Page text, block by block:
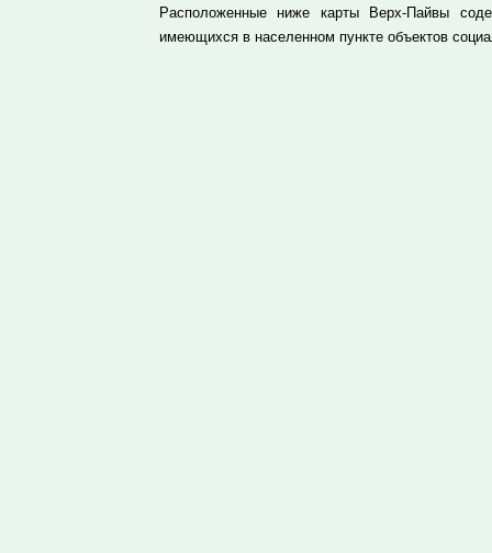
Расположенные ниже карты Верх-Пайвы
имеющихся в населенном пункте объектов